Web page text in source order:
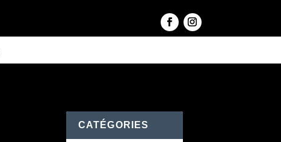
CATÉGORIES